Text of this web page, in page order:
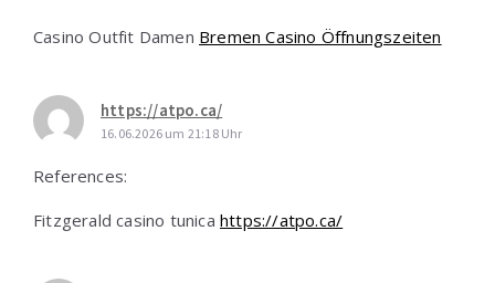
Casino Outfit Damen Bremen Casino Öffnungszeiten
https://atpo.ca/
16.06.2026 um 21:18 Uhr
References:
Fitzgerald casino tunica https://atpo.ca/